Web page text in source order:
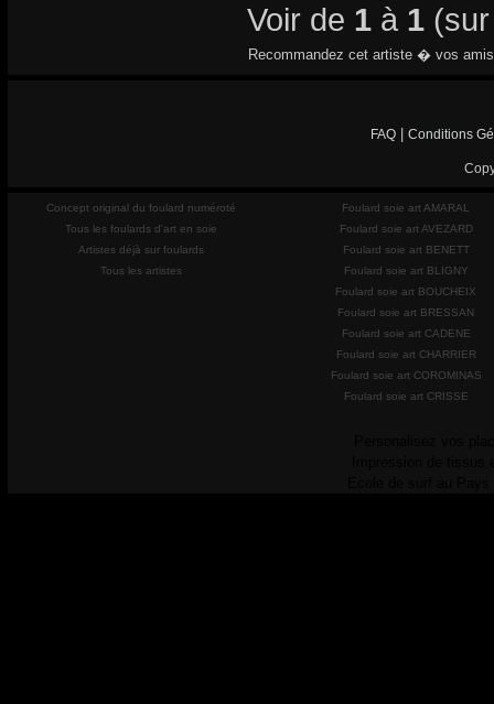
Voir de 1 à 1
Recommandez cet artiste � vos
FAQ Conditions
Concept original du foulard numéroté
Tous les foulards d'art en soie
Artistes déjà sur foulards
Tous les artistes
Foulard soie art AMARAL
Foulard soie art AVEZARD
Foulard soie art BENETT
Foulard soie art BLIGNY
Foulard soie art BOUCHEIX
Foulard soie art BRESSAN
Foulard soie art CADENE
Foulard soie art CHARRIER
Foulard soie art COROMINAS
Foulard soie art CRISSE